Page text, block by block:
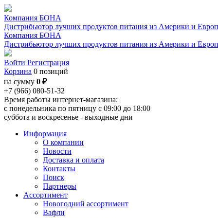
Компания БОНА
Дистрибьютор лучших продуктов питания из Америки и
Компания БОНА
Дистрибьютор лучших продуктов питания из Америки и
Войти Регистрация
Корзина 0 позиций
на сумму 0 ₽
+7 (966) 080-51-32
Время работы интернет-магазина:
с понедельника по пятницу с 09:00 до 18:00
суббота и воскресенье - выходные дни
Информация
О компании
Новости
Доставка и оплата
Контакты
Поиск
Партнеры
Ассортимент
Новогодний ассортимент
Вафли